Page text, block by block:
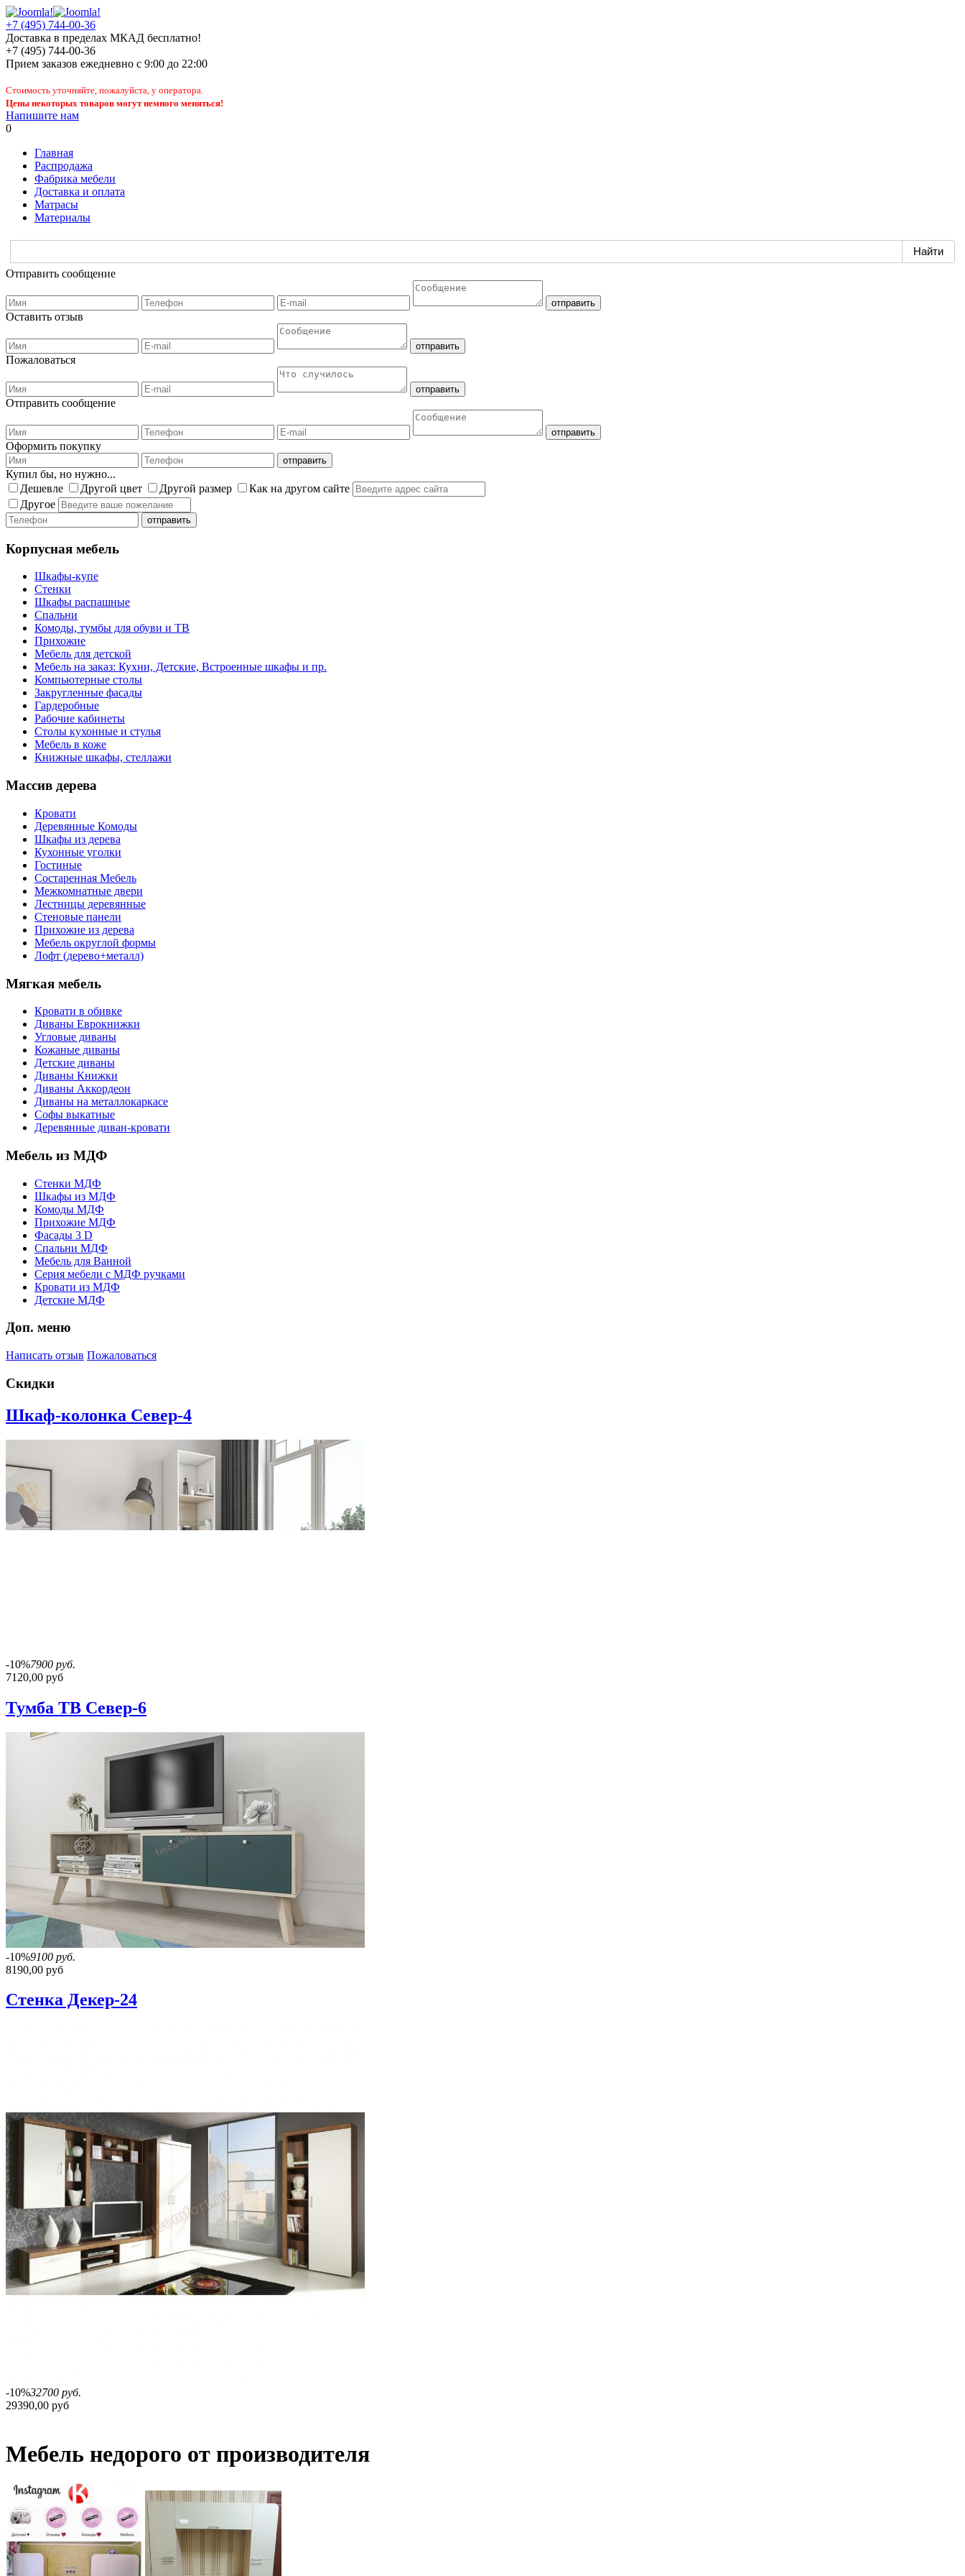
+7 (495) 744-00-36
Доставка в пределах МКАД бесплатно!
+7 (495) 744-00-36
Прием заказов ежедневно с 9:00 до 22:00
Стоимость уточняйте, пожалуйста, у оператора.
Цены некоторых товаров могут немного меняться!
Напишите нам
0
Главная
Распродажа
Фабрика мебели
Доставка и оплата
Матрасы
Материалы
Отправить сообщение
Оставить отзыв
Пожаловаться
Отправить сообщение
Оформить покупку
Купил бы, но нужно...
Дешевле
Другой цвет Другой размер
Как на другом сайте
Другое
Корпусная мебель
Шкафы-купе
Стенки
Шкафы распашные
Спальни
Комоды, тумбы для обуви и ТВ
Прихожие
Мебель для детской
Мебель на заказ: Кухни, Детские, Встроенные шкафы и пр.
Компьютерные столы
Закругленные фасады
Гардеробные
Рабочие кабинеты
Столы кухонные и стулья
Мебель в коже
Книжные шкафы, стеллажи
Массив дерева
Кровати
Деревянные Комоды
Шкафы из дерева
Кухонные уголки
Гостиные
Состаренная Мебель
Межкомнатные двери
Лестницы деревянные
Стеновые панели
Прихожие из дерева
Мебель округлой формы
Лофт (дерево+металл)
Мягкая мебель
Кровати в обивке
Диваны Еврокнижки
Угловые диваны
Кожаные диваны
Детские диваны
Диваны Книжки
Диваны Аккордеон
Диваны на металлокаркасе
Софы выкатные
Деревянные диван-кровати
Мебель из МДФ
Стенки МДФ
Шкафы из МДФ
Комоды МДФ
Прихожие МДФ
Фасады 3 D
Спальни МДФ
Мебель для Ванной
Серия мебели с МДФ ручками
Кровати из МДФ
Детские МДФ
Доп. меню
Написать отзыв Пожаловаться
Скидки
Шкаф-колонка Север-4
-10%7900 руб.
7120,00 руб
Тумба ТВ Север-6
-10%9100 руб.
8190,00 руб
Стенка Декер-24
-10%32700 руб.
29390,00 руб
Мебель недорого от производителя